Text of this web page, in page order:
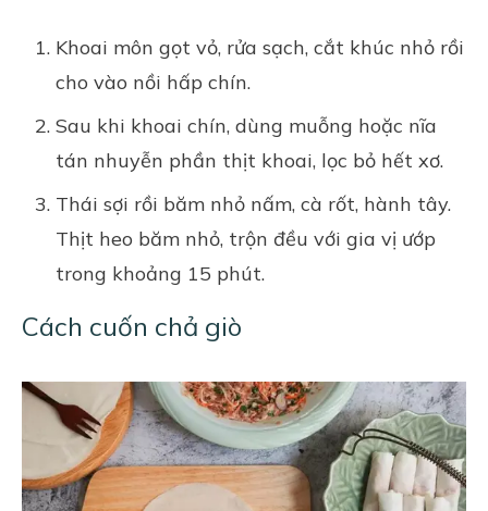
Khoai môn gọt vỏ, rửa sạch, cắt khúc nhỏ rồi
cho vào nồi hấp chín.
Sau khi khoai chín, dùng muỗng hoặc nĩa
tán nhuyễn phần thịt khoai, lọc bỏ hết xơ.
Thái sợi rồi băm nhỏ nấm, cà rốt, hành tây.
Thịt heo băm nhỏ, trộn đều với gia vị ướp
trong khoảng 15 phút.
Cách cuốn chả giò